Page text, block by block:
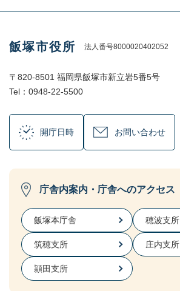
飯塚市役所 法人番号8000020402052
〒820-8501 福岡県飯塚市新立岩5番5号
Tel：0948-22-5500
開庁日時 お問い合わせ
庁舎内案内・庁舎へのアクセス
飯塚本庁舎 穂波支所
筑穂支所 庄内支所
頴田支所